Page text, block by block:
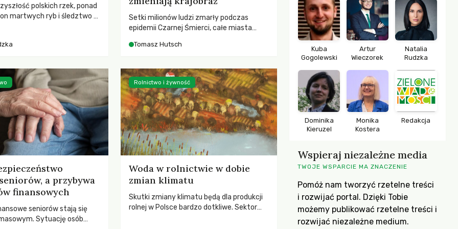
polskich rzek, ponad
martwych ryb i śledztwo z
by prace modernizacyjne
śmierci rzeki.
Setki milionów ludzi zmarły podczas
epidemii Czarnej Śmierci, całe miasta
pierwsze liście nowych dębów rozwijały
podnosiła się po jednej z największych
katastrof w swoich dziejach.
Tomasz Hutsch
a przybywa
finansowych
seniorów stają się
Sytuację osób
Woda w rolnictwie w dobie
zmian klimatu
Skutki zmiany klimatu będą dla produkcji
rolnej w Polsce bardzo dotkliwe. Sektor
Rolnictwo i żywność
Kuba
Gogolewski
Artur
Wieczorek
Natalia
Rudzka
Dominika
Kieruzel
Monika
Kostera
Redakcja
Wspieraj niezależne media
TWOJE WSPARCIE MA ZNACZENIE
Pomóż nam tworzyć rzetelne treści
i rozwijać portal. Dzięki Tobie
możemy publikować rzetelne treści i
rozwijać niezależne medium.